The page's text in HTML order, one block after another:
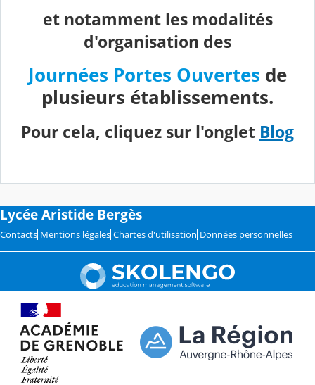
et notamment les modalités
d'organisation des
Journées Portes Ouvertes de
plusieurs établissements.
Pour cela, cliquez sur l'onglet Blog
Lycée Aristide Bergès
Contacts Mentions légales Chartes d'utilisation Données personnelles